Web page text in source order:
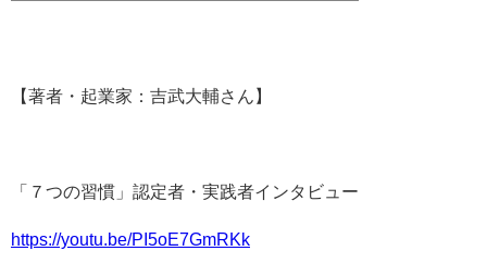
【著者・起業家：吉武大輔さん】
「７つの習慣」認定者・実践者インタビュー
https://youtu.be/PI5oE7GmRKk